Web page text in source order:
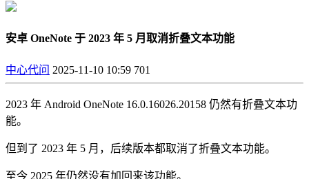
安卓 OneNote 于 2023 年 5 月取消折叠文本功能
中心代问 2025-11-10 10:59 701
2023 年 Android OneNote 16.0.16026.20158 仍然有折叠文本功
能。
但到了 2023 年 5 月，后续版本都取消了折叠文本功能。
至今 2025 年仍然没有加回来该功能。